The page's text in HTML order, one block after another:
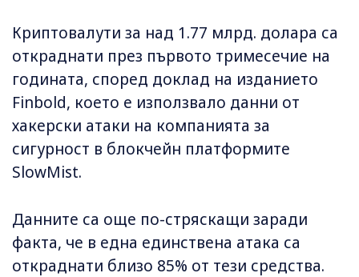
Криптовалути за над 1.77 млрд. долара са
откраднати през първото тримесечие на
годината, според доклад на изданието
Finbold, което е използвало данни от
хакерски атаки на компанията за
сигурност в блокчейн платформите
SlowMist.
Данните са още по-стряскащи заради
факта, че в една единствена атака са
откраднати близо 85% от тези средства.